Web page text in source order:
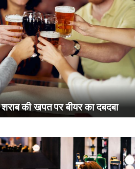
की खपत पर बीयर का दबदबा